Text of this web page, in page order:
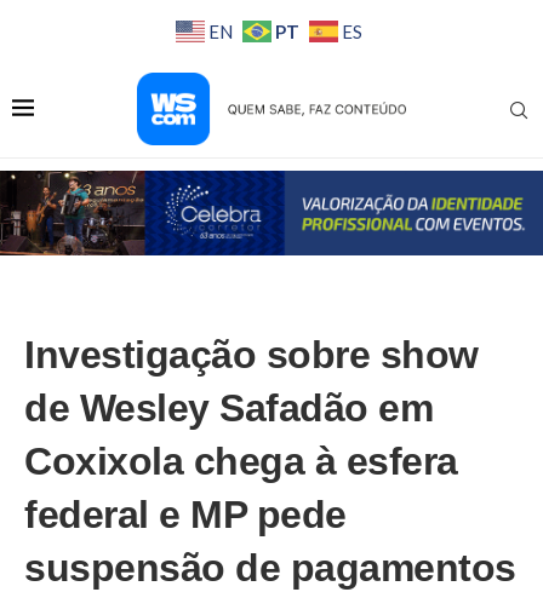
EN PT ES
Investigação sobre show
de Wesley Safadão em
Coxixola chega à esfera
federal e MP pede
suspensão de pagamentos